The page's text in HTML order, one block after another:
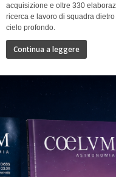
acquisizione e oltre 330
ricerca e lavoro di squadra
cielo profondo.
Continua a leggere